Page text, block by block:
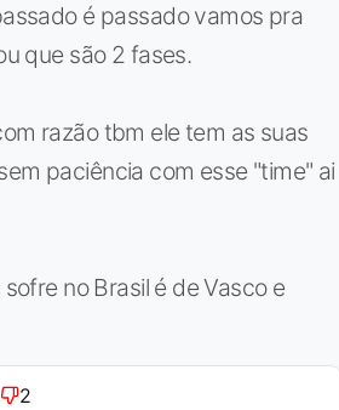
é passado vamos pra
que são 2 fases.
razão tbm ele tem as suas
paciência com esse "time" ai
no Brasil é de Vasco e
2